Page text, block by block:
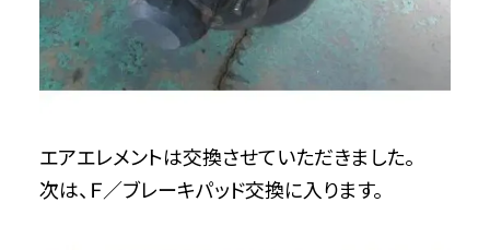
エアエレメントは交換させていただきました。
次は、Ｆ／ブレーキパッド交換に入ります。